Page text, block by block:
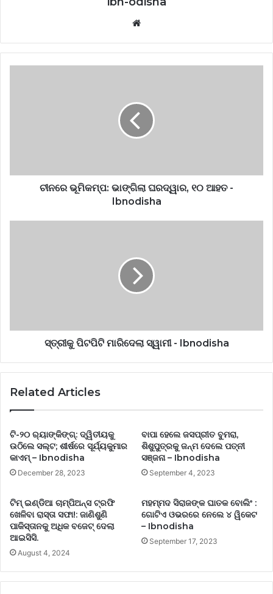
Website
ଚୀନରେ ଭୂମିକମ୍ପ: ଭାଙ୍ଗିଲା ଘରଦ୍ୱାର, ୧୦ ଆହତ -
Ibnodisha
ସ୍ତ୍ରୀକୁ ପିଟପିଟି ମାରିଦେଲା ସ୍ୱାମୀ - Ibnodisha
Related Articles
ଟି-୨୦ ର‌୍ୟାଙ୍କିଙ୍ଗ୍‌: ଦ୍ୱିତୀୟକୁ
ଉଠିଲେ ସଲ୍ଟ; ଶୀର୍ଷରେ ସୂର୍ଯ୍ୟକୁମାର
କାଏମ୍‌ – Ibnodisha
December 28, 2023
ବାପା ହେଲେ ଜସପ୍ରୀତ ବୁମରା,
ଶିଶୁପୁତ୍ରକୁ ଜନ୍ମ ଦେଲେ ପତ୍ନୀ
ସଞ୍ଜନା – Ibnodisha
September 4, 2023
ଟିମ୍ ଇଣ୍ଡିଆ ଚାମ୍ପିଅନ୍ସ ଟ୍ରଫି
ଖେଳିବା ରାସ୍ତା ସଫା!: ଜାଣିଶୁଣି
ପାକିସ୍ତାନକୁ ଅଧିକ ବଜେଟ୍ ଦେଲା
ଆଇସିସି.
August 4, 2024
ମହମ୍ମଦ ସିରାଜଙ୍କ ଘାତକ ବୋଲିଂ :
ଗୋଟିଏ ଓଭରରେ ନେଲେ ୪ ୱିକେଟ
– Ibnodisha
September 17, 2023